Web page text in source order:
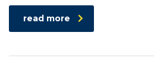
read more